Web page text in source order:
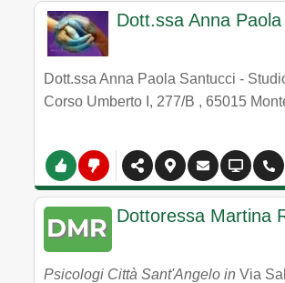
Dott.ssa Anna
Dott.ssa Anna Paola Santucci -
Corso Umberto I, 277/B , 65015
Dottoressa Martina
Psicologi Città Sant'Angelo in Via